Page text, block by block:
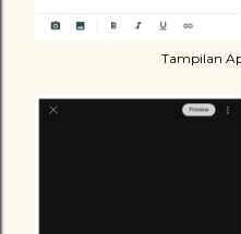
Tampilan